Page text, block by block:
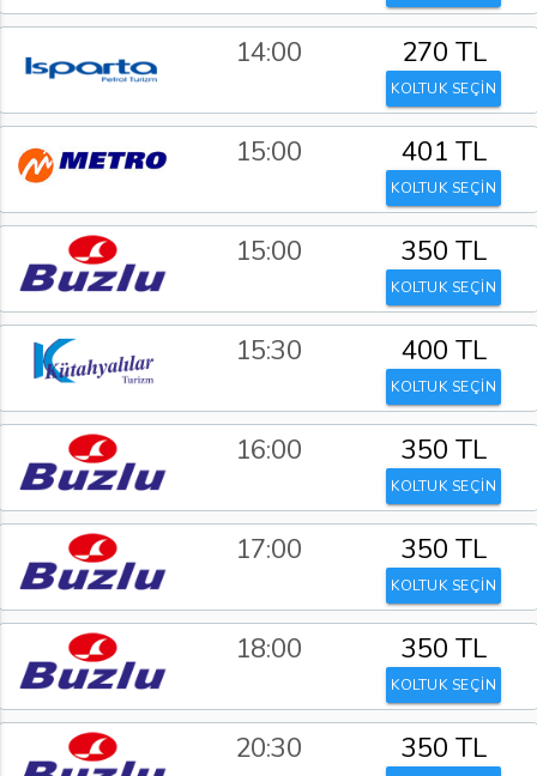
14:00 270 TL
KOLTUK SEÇİN
15:00 401 TL
KOLTUK SEÇİN
15:00 350 TL
KOLTUK SEÇİN
15:30 400 TL
KOLTUK SEÇİN
16:00 350 TL
KOLTUK SEÇİN
17:00 350 TL
KOLTUK SEÇİN
18:00 350 TL
KOLTUK SEÇİN
20:30 350 TL